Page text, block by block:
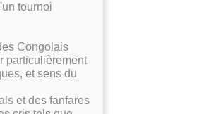
tournoi
Congolais
particulièrement
et sens du
et des fanfares